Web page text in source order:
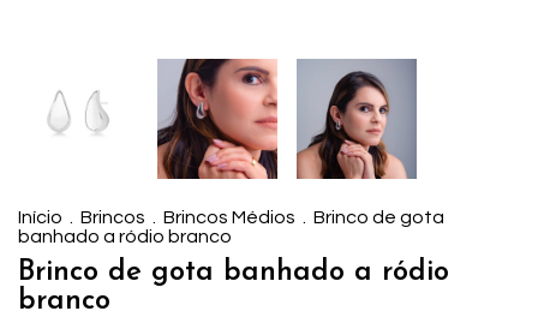
Início Brincos Brincos Médios
Brinco de gota
banhado a ródio branco
Brinco de gota banhado a ródio
branco